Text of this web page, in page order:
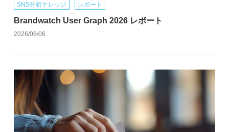
SNS分析ナレッジ レポート
Brandwatch User Graph 2026 レポート
2026/08/06